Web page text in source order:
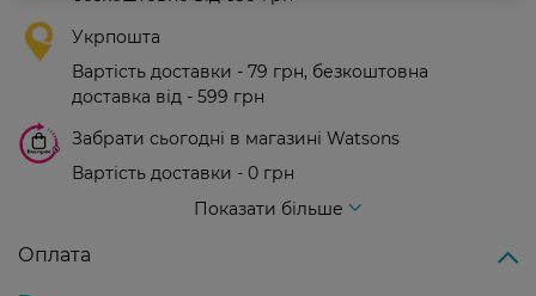
Укрпошта
Вартість доставки - 79 грн, безкоштовна
доставка від - 599 грн
Забрати сьогодні в магазині Watsons
Вартість доставки - 0 грн
Показати більше
Оплата